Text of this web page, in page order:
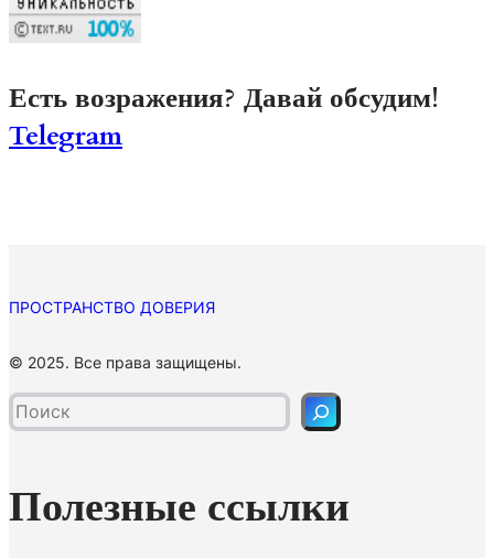
Есть возражения? Давай обсудим!
Telegram
ПРОСТРАНСТВО ДОВЕРИЯ
© 2025. Все права защищены.
о
и
Полезные ссылки